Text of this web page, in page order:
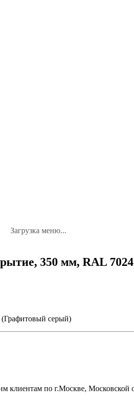
Загрузка меню...
350 мм, RAL
серый)
клиентам по г.Москве, Московской